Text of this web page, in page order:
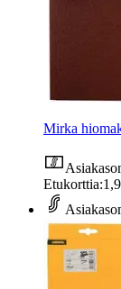
Mirka
Etukorttia: